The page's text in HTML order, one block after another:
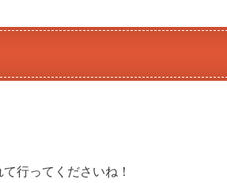
行ってくださいね！